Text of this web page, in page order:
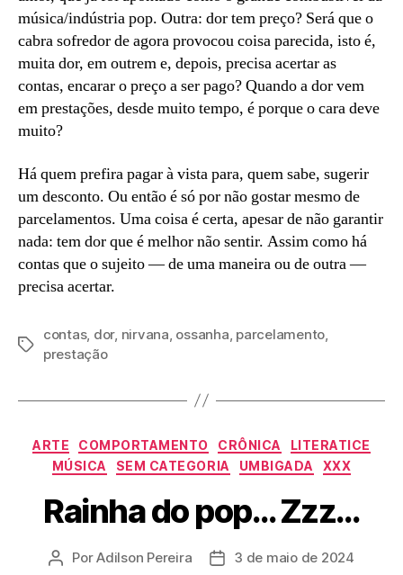
música/indústria pop. Outra: dor tem preço? Será que o
cabra sofredor de agora provocou coisa parecida, isto é,
muita dor, em outrem e, depois, precisa acertar as
contas, encarar o preço a ser pago? Quando a dor vem
em prestações, desde muito tempo, é porque o cara deve
muito?
Há quem prefira pagar à vista para, quem sabe, sugerir
um desconto. Ou então é só por não gostar mesmo de
parcelamentos. Uma coisa é certa, apesar de não garantir
nada: tem dor que é melhor não sentir. Assim como há
contas que o sujeito — de uma maneira ou de outra —
precisa acertar.
Tags
contas, dor, nirvana, ossanha, parcelamento,
prestação
Categorias
ARTE COMPORTAMENTO CRÔNICA
LITERATICE
MÚSICA
SEM CATEGORIA UMBIGADA XXX
Rainha do pop… Zzz…
Autor
PorAdilson Pereira
Data3 de maio de 2024